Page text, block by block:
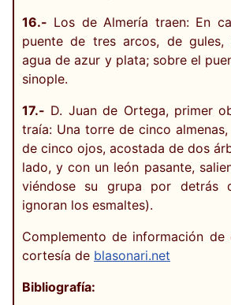
16.- Los de Almería traen: En
puente de tres arcos, de gules,
agua de azur y plata; sobre el
sinople.
17.- D. Juan de Ortega, primer
traía: Una torre de cinco
de cinco ojos, acostada de dos
lado, y con un león pasante,
viéndose su grupa por detrás
ignoran los esmaltes).
Complemento de información de
cortesía de blasonari.net
Bibliografía: